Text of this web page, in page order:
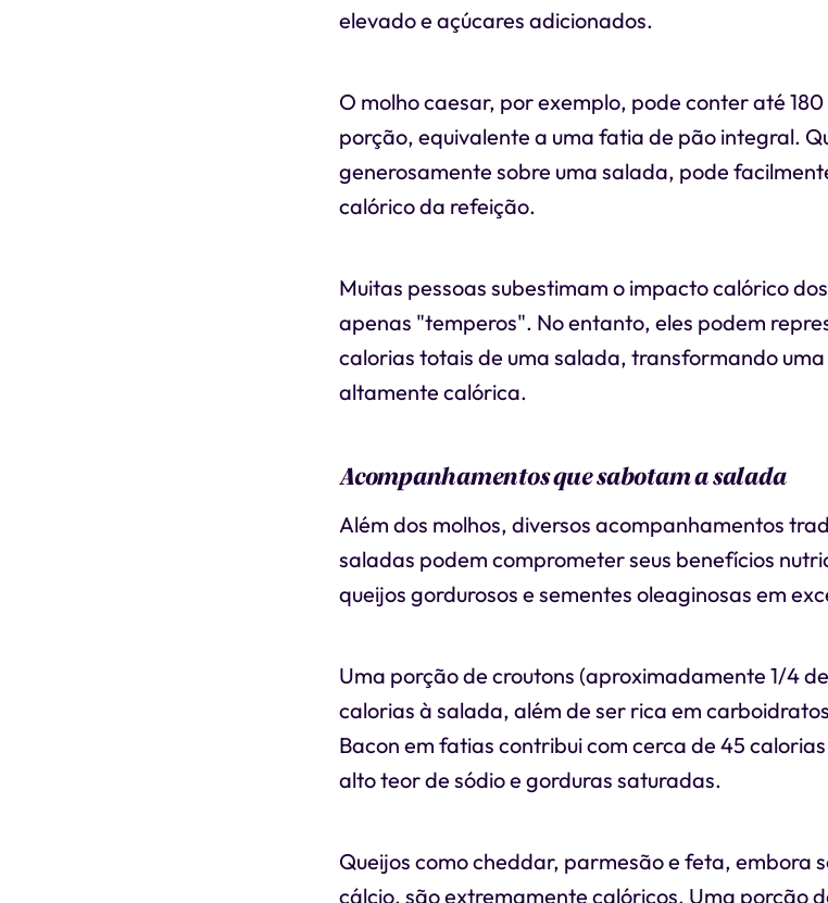
elevado e açúcares adicionados.
O molho caesar, por exemplo, pode conter até
porção, equivalente a uma fatia de pão integral.
generosamente sobre uma salada, pode
calórico da refeição.
Muitas pessoas subestimam o impacto calórico
apenas "temperos". No entanto, eles podem
calorias totais de uma salada, transformando
altamente calórica.
Acompanhamentos que sabotam a salada
Além dos molhos, diversos acompanhamentos
saladas podem comprometer seus benefícios
queijos gordurosos e sementes oleaginosas em
Uma porção de croutons (aproximadamente 1/4
calorias à salada, além de ser rica em
Bacon em fatias contribui com cerca de 45
alto teor de sódio e gorduras saturadas.
Queijos como cheddar, parmesão e feta, embora
cálcio, são extremamente calóricos. Uma porção